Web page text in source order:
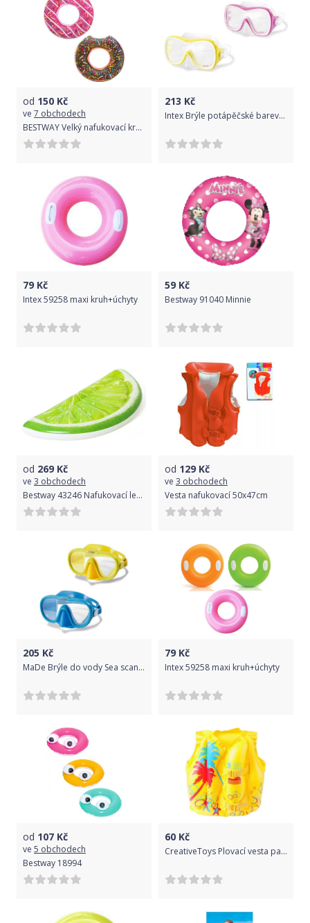
od 150 Kč
ve 7 obchodech
BESTWAY Velký nafukovací kruh Donut 107cm (hnědý)
213 Kč
Intex Brýle potápěčské barevné 18cm
79 Kč
Intex 59258 maxi kruh+úchyty
59 Kč
Bestway 91040 Minnie
od 269 Kč
ve 3 obchodech
Bestway 43246 Nafukovací lehátko Limetka 171 x 89 cm
od 129 Kč
ve 3 obchodech
Vesta nafukovací 50x47cm
205 Kč
MaDe Brýle do vody Sea scan 18cm
79 Kč
Intex 59258 maxi kruh+úchyty
od 107 Kč
ve 5 obchodech
Bestway 18994
60 Kč
CreativeToys Plovací vesta palmy